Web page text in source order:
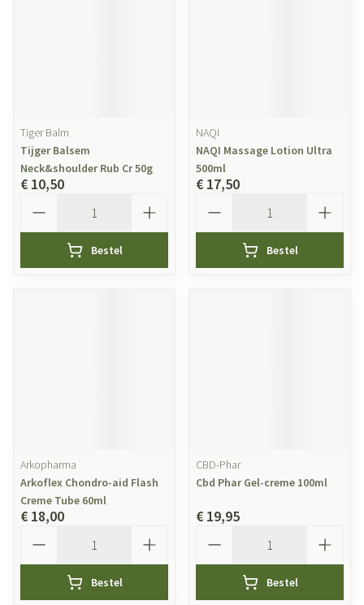
Tiger Balm
Tijger Balsem
Neck&shoulder Rub Cr 50g
€ 10,50
Bestel
NAQI
NAQI Massage Lotion Ultra
500ml
€ 17,50
Bestel
Arkopharma
Arkoflex Chondro-aid Flash
Creme Tube 60ml
€ 18,00
Bestel
CBD-Phar
Cbd Phar Gel-creme 100ml
€ 19,95
Bestel